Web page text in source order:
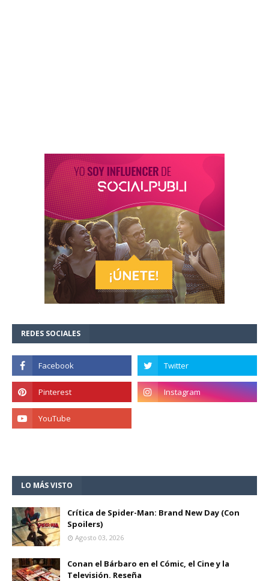
REDES SOCIALES
LO MÁS VISTO
Crítica de Spider-Man: Brand New Day (Con
Spoilers)
Agosto 03, 2026
Conan el Bárbaro en el Cómic, el Cine y la
Televisión. Reseña